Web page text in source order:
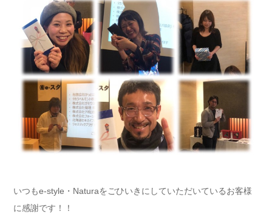
いつもe-style・Naturaをごひいきにしていただいているお客様
に感謝です！！